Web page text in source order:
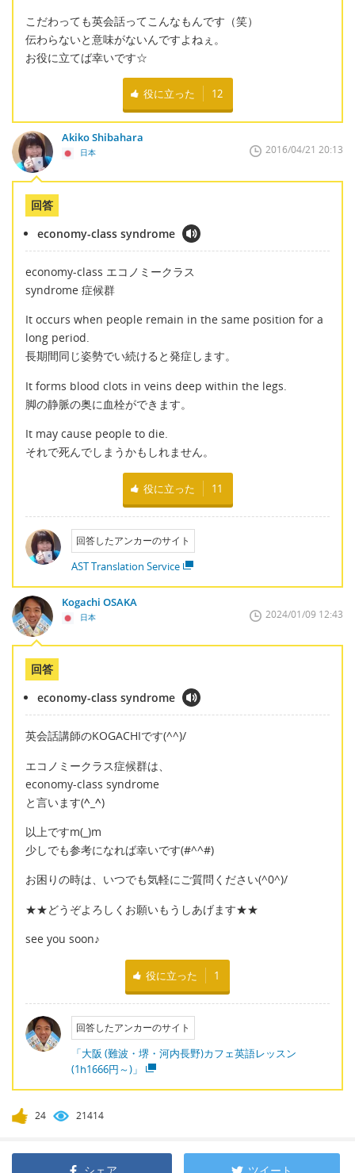
こだわっても英会話ってこんなもんです（笑）
伝わらないと意味がないんですよねぇ。
お役に立てば幸いです☆
役に立った 12
Akiko Shibahara
日本 2016/04/21 20:13
回答
economy-class syndrome
economy-class エコノミークラス
syndrome 症候群
It occurs when people remain in the same position for a
long period.
長期間同じ姿勢でい続けると発症します。
It forms blood clots in veins deep within the legs.
脚の静脈の奥に血栓ができます。
It may cause people to die.
それで死んでしまうかもしれません。
役に立った 11
回答したアンカーのサイト
AST Translation Service
Kogachi OSAKA
日本 2024/01/09 12:43
回答
economy-class syndrome
英会話講師のKOGACHIです(^^)/
エコノミークラス症候群は、
economy-class syndrome
と言います(^_^)
以上ですm(_)m
少しでも参考になれば幸いです(#^^#)
お困りの時は、いつでも気軽にご質問ください(^0^)/
★★どうぞよろしくお願いもうしあげます★★
see you soon♪
役に立った 1
回答したアンカーのサイト
「大阪 (難波・堺・河内長野)カフェ英語レッスン
(1h1666円～)」
24 21414
シェア ツイート